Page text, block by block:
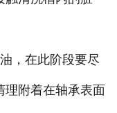
，在此阶段要尽
理附着在轴承表面